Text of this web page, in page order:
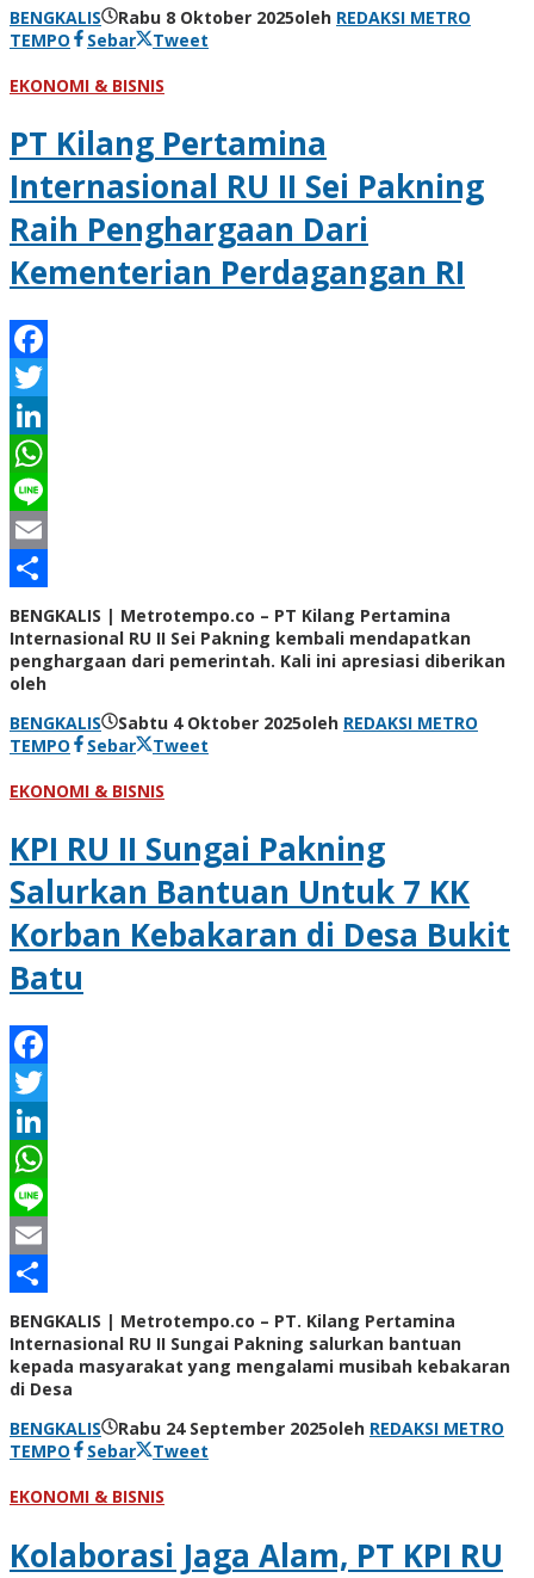
BENGKALIS Rabu 8 Oktober 2025oleh REDAKSI METRO
TEMPO
Sebar
Tweet
EKONOMI & BISNIS
PT Kilang Pertamina
Internasional RU II Sei Pakning
Raih Penghargaan Dari
Kementerian Perdagangan RI
Facebook
Twitter
LinkedIn
WhatsApp
Line
Email
Share
BENGKALIS | Metrotempo.co – PT Kilang Pertamina
Internasional RU II Sei Pakning kembali mendapatkan
penghargaan dari pemerintah. Kali ini apresiasi diberikan
oleh
BENGKALIS
Sabtu 4 Oktober 2025oleh REDAKSI METRO
TEMPO
Sebar
Tweet
EKONOMI & BISNIS
KPI RU II Sungai Pakning
Salurkan Bantuan Untuk 7 KK
Korban Kebakaran di Desa Bukit
Batu
Facebook
Twitter
LinkedIn
WhatsApp
Line
Email
Share
BENGKALIS | Metrotempo.co – PT. Kilang Pertamina
Internasional RU II Sungai Pakning salurkan bantuan
kepada masyarakat yang mengalami musibah kebakaran
di Desa
BENGKALIS
Rabu 24 September 2025oleh REDAKSI METRO
TEMPO
Sebar
Tweet
EKONOMI & BISNIS
Kolaborasi Jaga Alam, PT KPI RU